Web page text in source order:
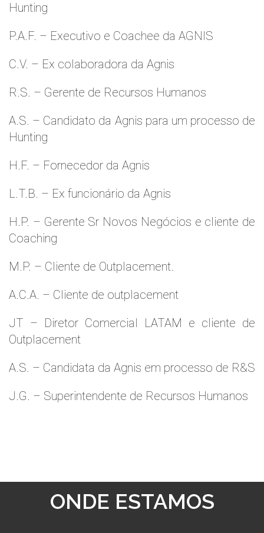
Hunting
P.A.F. – Executivo e Coachee da AGNIS
C.V. – Ex colaboradora da Agnis
R.S. – Gerente de Recursos Humanos
A.S. – Candidato da Agnis para um processo de
Hunting
H.F. – Fornecedor da Agnis
L.T.B. – Ex funcionário da Agnis
H.P. – Gerente Sr Novos Negócios e cliente de
Coaching
M.P. – Cliente de Outplacement.
A.C.A. – Cliente de outplacement
JT – Diretor Comercial LATAM e cliente de
Outplacement
A.S. – Candidata da Agnis em processo de R&S
J.G. – Superintendente de Recursos Humanos
ONDE ESTAMOS